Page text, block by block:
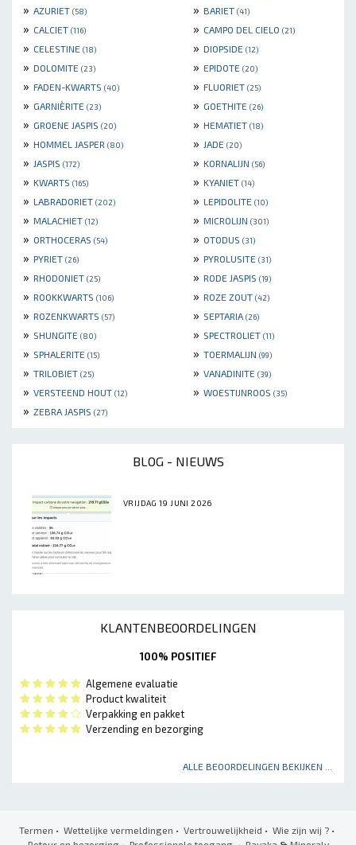
» AZURIET (58) » BARIET (41)
» CALCIET (116) » CAMPO DEL CIELO (21)
» CELESTINE (18) » DIOPSIDE (12)
» DOLOMITE (23) » EPIDOTE (20)
» FADEN-KWARTS (40) » FLUORIET (25)
» GARNIÈRITE (23) » GOETHITE (26)
» GROENE JASPIS (20) » HEMATIET (18)
» HOMMEL JASPER (80) » JADE (20)
» JASPIS (172) » KORNALIJN (56)
» KWARTS (165) » KYANIET (14)
» LABRADORIET (202) » LEPIDOLITE (10)
» MALACHIET (12) » MICROLIJN (301)
» ORTHOCERAS (54) » OTODUS (31)
» PYRIET (26) » PYROLUSITE (31)
» RHODONIET (25) » RODE JASPIS (19)
» ROOKKWARTS (106) » ROZE ZOUT (42)
» ROZENKWARTS (57) » SEPTARIA (26)
» SHUNGITE (80) » SPECTROLIET (11)
» SPHALERITE (15) » TOERMALIJN (99)
» TRILOBIET (25) » VANADINITE (39)
» VERSTEEND HOUT (12) » WOESTIJNROOS (35)
» ZEBRA JASPIS (27)
BLOG - NIEUWS
VRIJDAG 19 JUNI 2026
KLANTENBEOORDELINGEN
100% POSITIEF
Algemene evaluatie
Product kwaliteit
Verpakking en pakket
Verzending en bezorging
ALLE BEOORDELINGEN BEKIJKEN ...
Termen • Wettelijke vermeldingen • Vertrouwelijkheid • Wie zijn wij ? •